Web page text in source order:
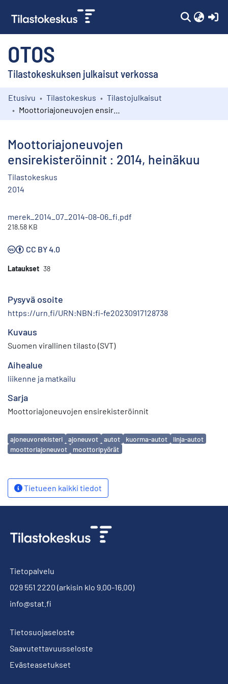
OTOS
Tilastokeskuksen julkaisut verkossa
Kokoelmat
Etusivu Tilastokeskus
Tilastojulkaisut
Moottoriajoneuvojen
ensirekisteröinnit : 2014, heinäkuu
Tilastokeskus
2014
merek_2014_07_2014-08-06_fi.pdf
218.58 KB
CC BY 4.0
Lataukset 38
Pysyvä osoite
https://urn.fi/URN:NBN:fi-fe20230917128738
Kuvaus
Suomen virallinen tilasto (SVT)
Aihealue
liikenne ja matkailu
Sarja
Moottoriajoneuvojen ensirekisteröinnit
Avainsanat
ajoneuvorekisteri ajoneuvot autot kuorma-autot
linja-autot
moottoriajoneuvot
moottoripyörät
Tietueen kaikki tiedot
Tietopalvelu
029 551 2220 (arkisin klo 9.00-16.00)
info@stat.fi
Tietosuojaseloste
Saavutettavuusseloste
Evästeasetukset